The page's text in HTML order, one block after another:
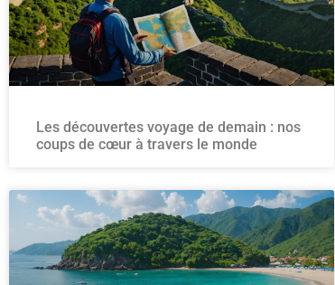
Les découvertes voyage de demain : nos
coups de cœur à travers le monde